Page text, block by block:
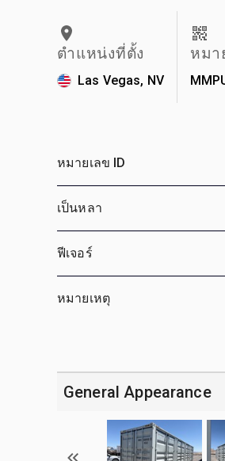
ตำแหน่งที่ตั้ง
Las Vegas, NV
หม
หมายเลข ID
เป็นหลา
ฟีเจอร์
หมายเหตุ
General Appearance